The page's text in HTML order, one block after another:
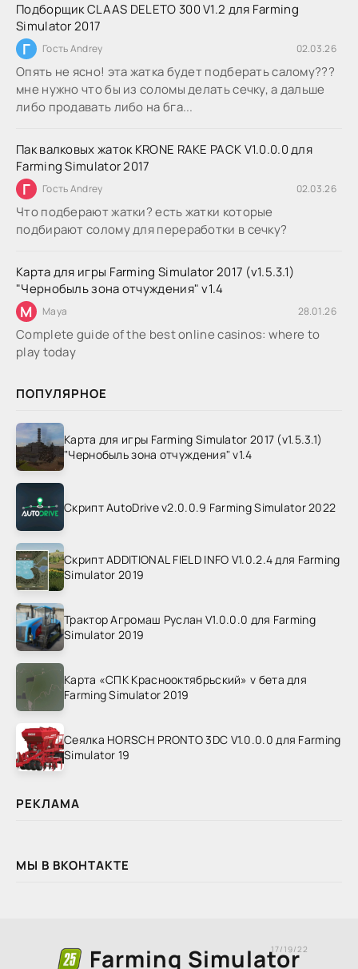
Подборщик CLAAS DELETO 300 V1.2 для Farming
Simulator 2017
Г Гость Andrey 02.03.26
Опять не ясно! эта жатка будет подберать салому???
мне нужно что бы из соломы делать сечку, а дальше
либо продавать либо на бга...
Пак валковых жаток KRONE RAKE PACK V1.0.0.0 для
Farming Simulator 2017
Г Гость Andrey 02.03.26
Что подберают жатки? есть жатки которые
подбирают солому для переработки в сечку?
Карта для игры Farming Simulator 2017 (v1.5.3.1)
"Чернобыль зона отчуждения" v1.4
M Maya 28.01.26
Complete guide of the best online casinos: where to
play today
ПОПУЛЯРНОЕ
Карта для игры Farming Simulator 2017 (v1.5.3.1)
"Чернобыль зона отчуждения" v1.4
Скрипт AutoDrive v2.0.0.9 Farming Simulator 2022
Скрипт ADDITIONAL FIELD INFO V1.0.2.4 для Farming
Simulator 2019
Трактор Агромаш Руслан V1.0.0.0 для Farming
Simulator 2019
Карта «СПК Краснооктябрьский» v бета для
Farming Simulator 2019
Сеялка HORSCH PRONTO 3DC V1.0.0.0 для Farming
Simulator 19
РЕКЛАМА
МЫ В ВКОНТАКТЕ
Farming Simulator
17/19/22